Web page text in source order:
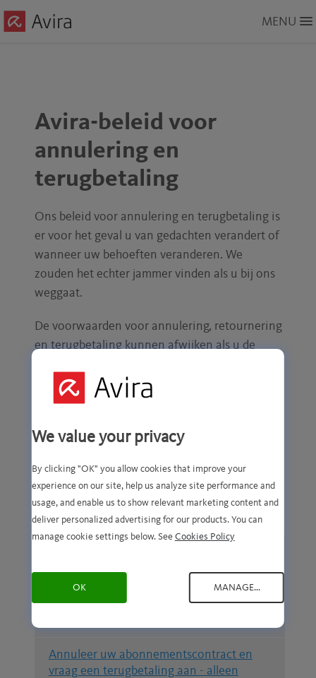
to
MENU
Avira-beleid voor
annulering en
terugbetaling
Ons beleid voor annulering en terugbetaling is
er voor het geval u van gedachten verandert of
wanneer uw behoeften veranderen. We
zouden het echter jammer vinden als u bij ons
weggaat.
De voorwaarden voor annulering, retournering
en terugbetaling kunnen afwijken als u de
serviceprovider of retailer) hebt gedaan of via
een derde partij wordt gefactureerd. Bekijk uw
informatie.
Ons beleid staat los van eventuele wettelijke
rechten die u op basis van de wet kunt hebben.
Uw abonnementscontract annuleren en
Annuleer uw abonnementscontract en
vraag een terugbetaling aan - alleen
We value your privacy
By clicking "OK" you allow cookies that improve your
experience on our site, help us analyze site performance and
usage, and enable us to show relevant marketing content and
deliver personalized advertising for our products. You can
manage cookie settings below. See Cookies Policy
OK MANAGE...